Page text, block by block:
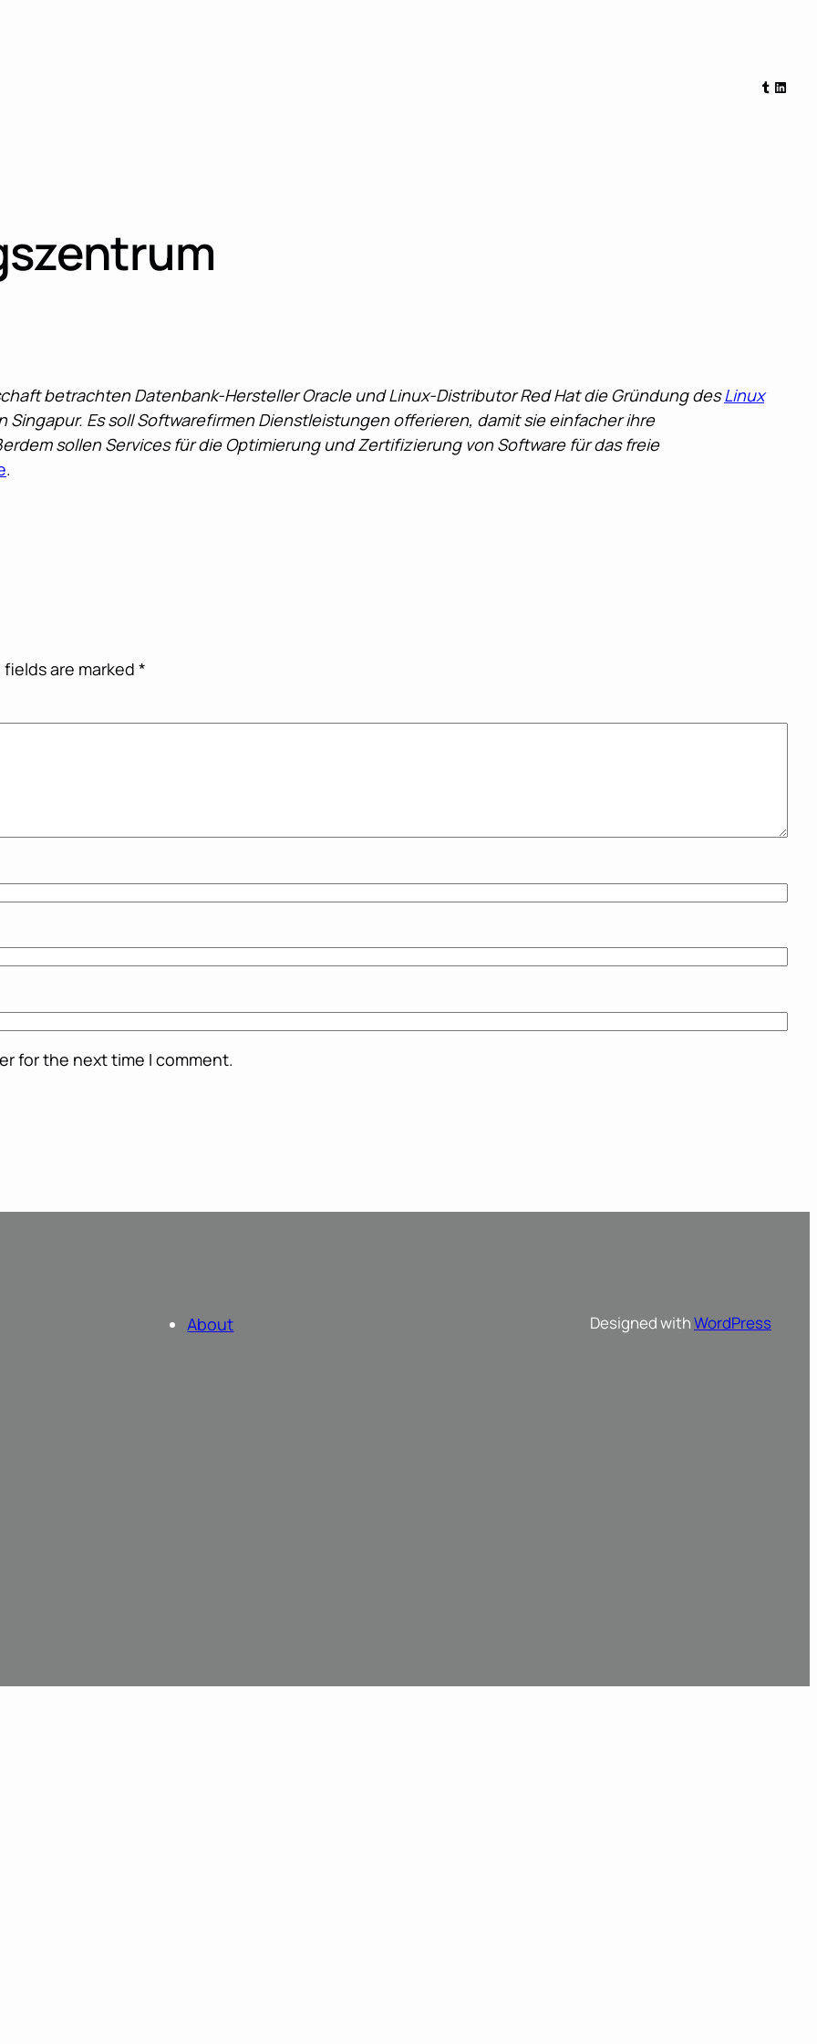
Tumblr
betrachten Datenbank-Hersteller Oracle und Linux-Distributor Red Hat die Gründung desLinux
Singapur. Es soll Softwarefirmen Dienstleistungen offerieren, damit sie einfacher ihre
sollen Services für die Optimierung und Zertifizierung von Software für das freie
.
are marked *
for the next time I comment.
About Designed withWordPress